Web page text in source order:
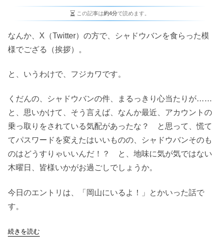
この記事は約4分で読めます。
なんか、X（Twitter）の方で、シャドウバンを食らった模
様でござる（挨拶）。
と、いうわけで、フジカワです。
くだんの、シャドウバンの件、まるっきり心当たりが……
と、思いかけて、そう言えば、なんか最近、アカウントの
乗っ取りをされている気配があったな？ と思って、慌て
てパスワードを変えたはいいものの、シャドウバンそのも
のはどうすりゃいいんだ！？ と、地味に気が気ではない
木曜日、皆様いかがお過ごしでしょうか。
今日のエントリは、「岡山にいるよ！」とかいった話で
す。
続きを読む